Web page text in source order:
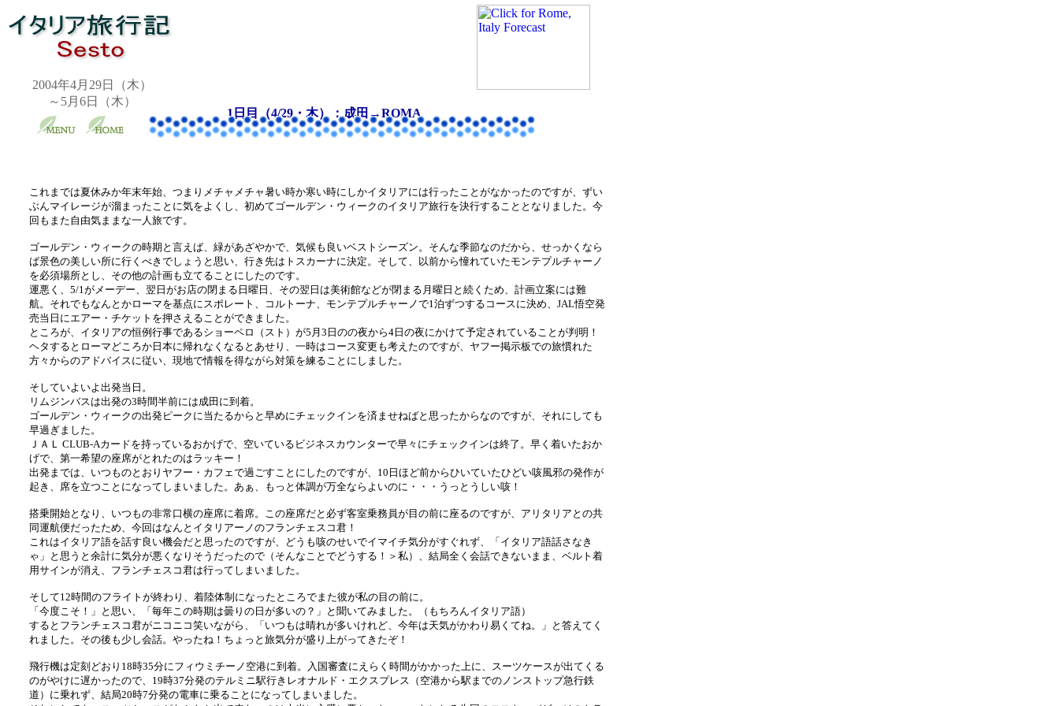
2004年4月29日（木）
～5月6日（木）
1日目（4/29・木）：成田→ROMA
これまでは夏休みか年末年始、つまりメチャメチャ暑い時か寒い時にしかイタリアには行ったことがなかったのですが、ずい
ぶんマイレージが溜まったことに気をよくし、初めてゴールデン・ウィークのイタリア旅行を決行することとなりました。今
回もまた自由気ままな一人旅です。
ゴールデン・ウィークの時期と言えば、緑があざやかで、気候も良いベストシーズン。そんな季節なのだから、せっかくなら
ば景色の美しい所に行くべきでしょうと思い、行き先はトスカーナに決定。そして、以前から憧れていたモンテプルチャーノ
を必須場所とし、その他の計画も立てることにしたのです。
運悪く、5/1がメーデー、翌日がお店の閉まる日曜日、その翌日は美術館などが閉まる月曜日と続くため、計画立案には難
航。それでもなんとかローマを基点にスポレート、コルトーナ、モンテプルチャーノで1泊ずつするコースに決め、JAL悟空発
売当日にエアー・チケットを押さえることができました。
ところが、イタリアの恒例行事であるショーペロ（スト）が5月3日のの夜から4日の夜にかけて予定されていることが判明！
ヘタするとローマどころか日本に帰れなくなるとあせり、一時はコース変更も考えたのですが、ヤフー掲示板での旅慣れた
方々からのアドバイスに従い、現地で情報を得ながら対策を練ることにしました。
そしていよいよ出発当日。
リムジンバスは出発の3時間半前には成田に到着。
ゴールデン・ウィークの出発ピークに当たるからと早めにチェックインを済ませねばと思ったからなのですが、それにしても
早過ぎました。
ＪＡＬ CLUB-Aカードを持っているおかげで、空いているビジネスカウンターで早々にチェックインは終了。早く着いたおか
げで、第一希望の座席がとれたのはラッキー！
出発までは、いつものとおりヤフー・カフェで過ごすことにしたのですが、10日ほど前からひいていたひどい咳風邪の発作が
起き、席を立つことになってしまいました。あぁ、もっと体調が万全ならよいのに・・・うっとうしい咳！
搭乗開始となり、いつもの非常口横の座席に着席。この座席だと必ず客室乗務員が目の前に座るのですが、アリタリアとの共
同運航便だったため、今回はなんとイタリアーノのフランチェスコ君！
これはイタリア語を話す良い機会だと思ったのですが、どうも咳のせいでイマイチ気分がすぐれず、「イタリア語話さなき
ゃ」と思うと余計に気分が悪くなりそうだったので（そんなことでどうする！＞私）、結局全く会話できないまま、ベルト着
用サインが消え、フランチェスコ君は行ってしまいました。
そして12時間のフライトが終わり、着陸体制になったところでまた彼が私の目の前に。
「今度こそ！」と思い、「毎年この時期は曇りの日が多いの？」と聞いてみました。（もちろんイタリア語）
するとフランチェスコ君がニコニコ笑いながら、「いつもは晴れが多いけれど、今年は天気がかわり易くてね。」と答えてく
れました。その後も少し会話。やったね！ちょっと旅気分が盛り上がってきたぞ！
飛行機は定刻どおり18時35分にフィウミチーノ空港に到着。入国審査にえらく時間がかかった上に、スーツケースが出てくる
のがやけに遅かったので、19時37分発のテルミニ駅行きレオナルド・エクスプレス（空港から駅までのノンストップ急行鉄
道）に乗れず、結局20時7分発の電車に乗ることになってしまいました。